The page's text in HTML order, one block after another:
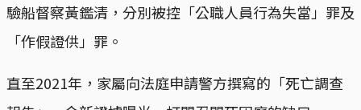
驗船督察黃鑑清，分別被控「公職人員行為失當」罪及
「作假證供」罪。
直至2021年，家屬向法庭申請警方撰寫的「死亡調查